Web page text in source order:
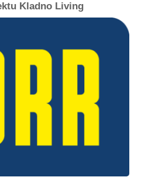
Kladno Living